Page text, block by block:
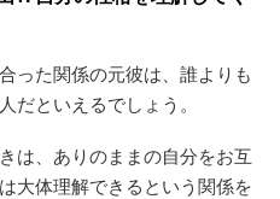
った関係の元彼は、誰よりも
だといえるでしょう。
は、ありのままの自分をお互
大体理解できるという関係を